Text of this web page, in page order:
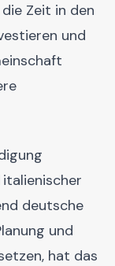
Zeit in den
und
deutsche
und
hat das